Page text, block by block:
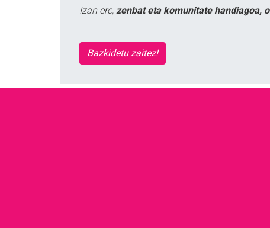
Izan ere, zenbat eta komunitate handiagoa,
Bazkidetu zaitez!